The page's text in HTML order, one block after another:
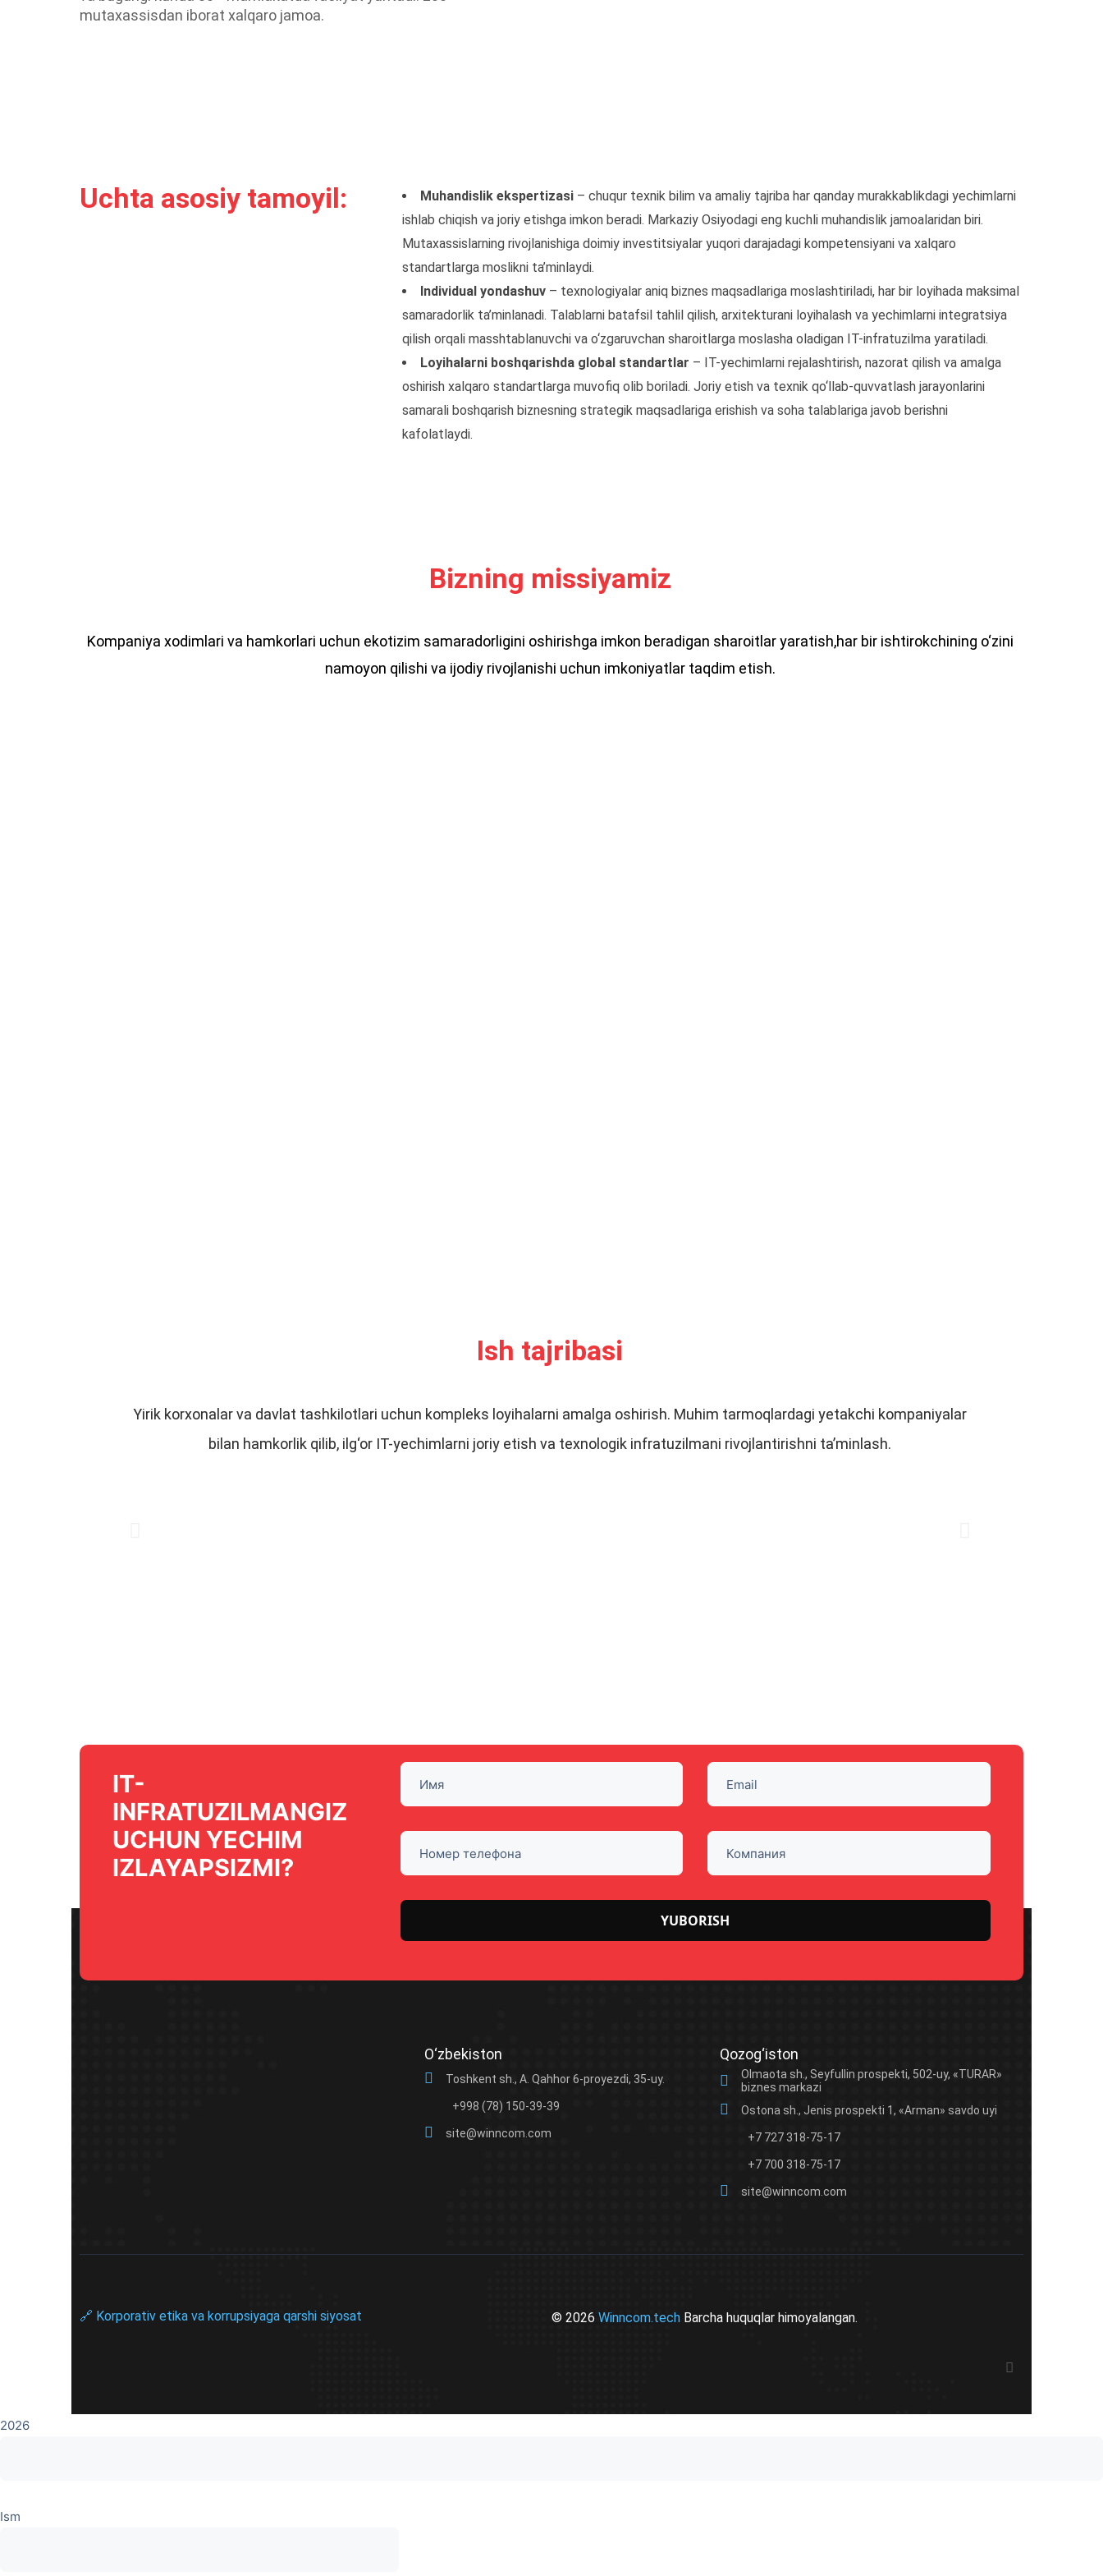
mutaxassisdan iborat xalqaro jamoa.
Uchta asosiy tamoyil: Muhandislik ekspertizasi – chuqur texnik bilim va amaliy tajriba har qanday murakkablikdagi yechimlarni
ishlab chiqish va joriy etishga imkon beradi. Markaziy Osiyodagi eng kuchli muhandislik jamoalaridan biri.
Mutaxassislarning rivojlanishiga doimiy investitsiyalar yuqori darajadagi kompetensiyani va xalqaro
standartlarga moslikni ta’minlaydi.
Individual yondashuv – texnologiyalar aniq biznes maqsadlariga moslashtiriladi, har bir loyihada maksimal
samaradorlik ta’minlanadi. Talablarni batafsil tahlil qilish, arxitekturani loyihalash va yechimlarni integratsiya
qilish orqali masshtablanuvchi va o‘zgaruvchan sharoitlarga moslasha oladigan IT-infratuzilma yaratiladi.
Loyihalarni boshqarishda global standartlar – IT-yechimlarni rejalashtirish, nazorat qilish va amalga
oshirish xalqaro standartlarga muvofiq olib boriladi. Joriy etish va texnik qo‘llab-quvvatlash jarayonlarini
samarali boshqarish biznesning strategik maqsadlariga erishish va soha talablariga javob berishni
kafolatlaydi.
Bizning missiyamiz
Kompaniya xodimlari va hamkorlari uchun ekotizim samaradorligini oshirishga imkon beradigan sharoitlar yaratish,har bir ishtirokchining o‘zini
namoyon qilishi va ijodiy rivojlanishi uchun imkoniyatlar taqdim etish.
Ish tajribasi
Yirik korxonalar va davlat tashkilotlari uchun kompleks loyihalarni amalga oshirish. Muhim tarmoqlardagi yetakchi kompaniyalar
bilan hamkorlik qilib, ilg‘or IT-yechimlarni joriy etish va texnologik infratuzilmani rivojlantirishni ta’minlash.
IT-
INFRATUZILMANGIZ
UCHUN YECHIM
IZLAYAPSIZMI?
empty.O‘zbekiston
Toshkent sh., A. Qahhor 6-proyezdi, 35-uy.
+998 (78) 150-39-39
site@winncom.com
Qozog‘iston
Olmaota sh., Seyfullin prospekti, 502-uy, «TURAR»
biznes markazi
Ostona sh., Jenis prospekti 1, «Arman» savdo uyi
+7 727 318-75-17
+7 700 318-75-17
site@winncom.com
🔗 Korporativ etika va korrupsiyaga qarshi siyosat © 2026 Winncom.tech Barcha huquqlar himoyalangan.
2026
Ism